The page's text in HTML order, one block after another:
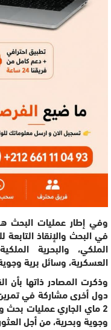
وفي إطار عمليات
في البحث والإنقاذ
الملكي، والبحرية
العسكرية، وسائل برية
وذكرت المصادر ذاتها بأن
دول أخرى مشاركة في
2 ماي الجاري عمليات
وجوية وبحرية، من أجل